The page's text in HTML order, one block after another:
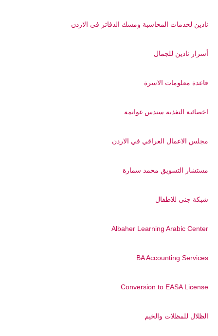
نادين لخدمات المحاسبة ومسك الدفاتر في الاردن
أسرار نادين للجمال
قاعدة معلومات الاسرة
اخصائية التغذية سندس غوانمة
مجلس الاعمال العراقي في الاردن
مستشار التسويق محمد سمارة
شبكة جنى للاطفال
Albaher Learning Arabic Center
BA Accounting Services
Conversion to EASA License
الظلال للمظلات والخيم